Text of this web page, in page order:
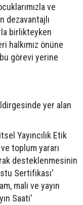
ve
dezavantajlı
birlikteyken
halkımız önüne
bu görevi yerine
yer alan
Yayıncılık Etik
toplum yararı
desteklenmesinin
Sertifikası'
mali ve yayın
Saati'